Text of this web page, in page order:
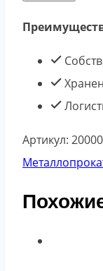
40*4
ст.3
(п.м)
Артикул: